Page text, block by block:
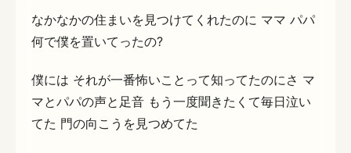
なかなかの住まいを見つけてくれたのに ママ パパ
何で僕を置いてったの?
僕には それが一番怖いことって知ってたのにさ マ
マとパパの声と足音 もう一度聞きたくて毎日泣い
てた 門の向こうを見つめてた